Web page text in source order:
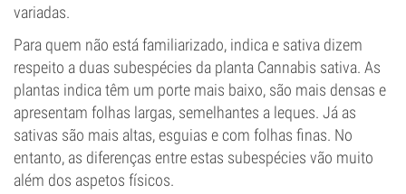
variadas.
Para quem não está familiarizado, indica e sativa dizem
respeito a duas subespécies da planta Cannabis sativa. As
plantas indica têm um porte mais baixo, são mais densas e
apresentam folhas largas, semelhantes a leques. Já as
sativas são mais altas, esguias e com folhas finas. No
entanto, as diferenças entre estas subespécies vão muito
além dos aspetos físicos.